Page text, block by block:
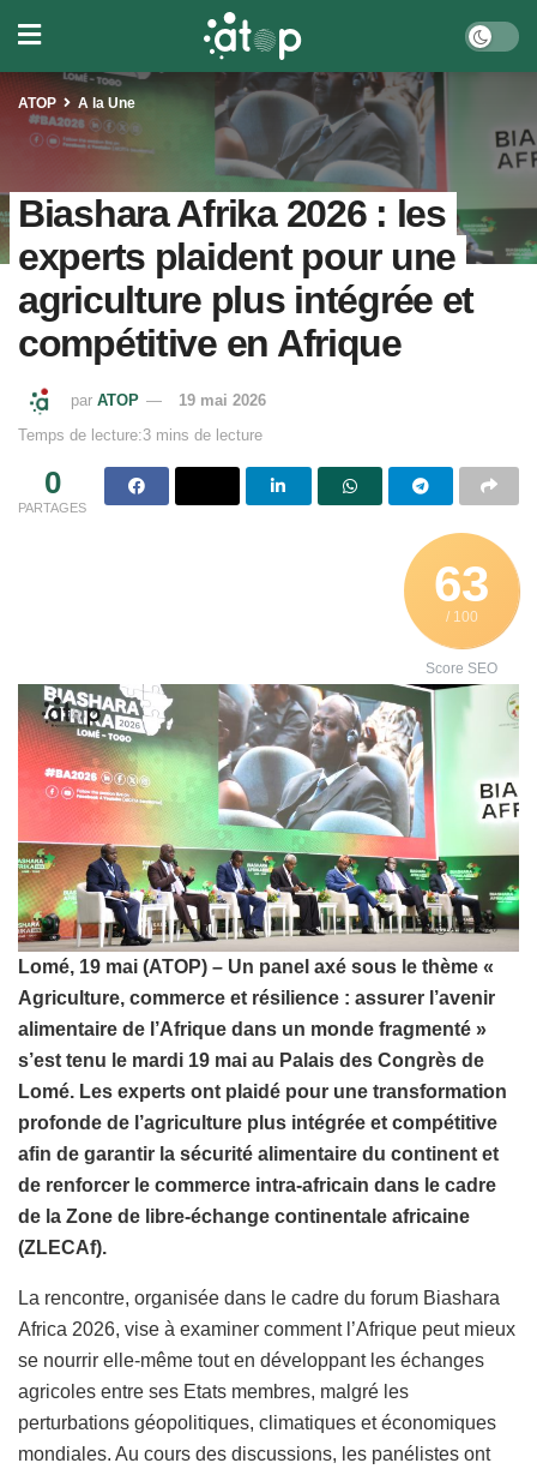
ATOP A la Une
Biashara Afrika 2026 : les
experts plaident pour une
agriculture plus intégrée et
compétitive en Afrique
par ATOP
19 mai 2026
Temps de lecture:3 mins de lecture
0
PARTAGES
63
/ 100
Score SEO
Lomé, 19 mai (ATOP) – Un panel axé sous le thème «
Agriculture, commerce et résilience : assurer l’avenir
alimentaire de l’Afrique dans un monde fragmenté »
s’est tenu le mardi 19 mai au Palais des Congrès de
Lomé. Les experts ont plaidé pour une transformation
profonde de l’agriculture plus intégrée et compétitive
afin de garantir la sécurité alimentaire du continent et
de renforcer le commerce intra-africain dans le cadre
de la Zone de libre-échange continentale africaine
(ZLECAf).
La rencontre, organisée dans le cadre du forum Biashara
Africa 2026, vise à examiner comment l’Afrique peut mieux
se nourrir elle-même tout en développant les échanges
agricoles entre ses Etats membres, malgré les
perturbations géopolitiques, climatiques et économiques
mondiales. Au cours des discussions, les panélistes ont